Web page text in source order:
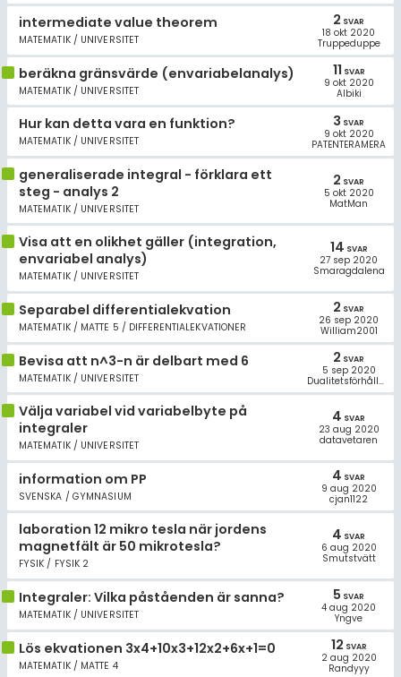
intermediate value theorem
MATEMATIK / UNIVERSITET
2 SVAR
18 okt 2020
Truppeduppe
beräkna gränsvärde (envariabelanalys)
MATEMATIK / UNIVERSITET
11 SVAR
9 okt 2020
Albiki
Hur kan detta vara en funktion?
MATEMATIK / UNIVERSITET
3 SVAR
9 okt 2020
PATENTERAMERA
generaliserade integral - förklara ett
steg - analys 2
MATEMATIK / UNIVERSITET
2 SVAR
5 okt 2020
MatMan
Visa att en olikhet gäller (integration,
envariabel analys)
MATEMATIK / UNIVERSITET
14 SVAR
27 sep 2020
Smaragdalena
Separabel differentialekvation
MATEMATIK / MATTE 5 / DIFFERENTIALEKVATIONER
2 SVAR
26 sep 2020
William2001
Bevisa att n^3-n är delbart med 6
MATEMATIK / UNIVERSITET
2 SVAR
5 sep 2020
Dualitetsförhållandet
Välja variabel vid variabelbyte på
integraler
MATEMATIK / UNIVERSITET
4 SVAR
23 aug 2020
datavetaren
information om PP
SVENSKA / GYMNASIUM
4 SVAR
9 aug 2020
cjan1122
laboration 12 mikro tesla när jordens
magnetfält är 50 mikrotesla?
FYSIK / FYSIK 2
4 SVAR
6 aug 2020
Smutstvätt
Integraler: Vilka påståenden är sanna?
MATEMATIK / UNIVERSITET
5 SVAR
4 aug 2020
Yngve
Lös ekvationen 3x4+10x3+12x2+6x+1=0
MATEMATIK / MATTE 4
12 SVAR
2 aug 2020
Randyyy